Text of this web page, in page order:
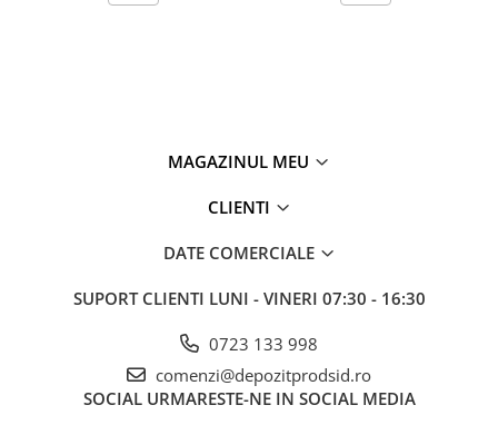
MAGAZINUL MEU
CLIENTI
DATE COMERCIALE
SUPORT CLIENTI LUNI - VINERI 07:30 - 16:30
0723 133 998
comenzi@depozitprodsid.ro
SOCIAL URMARESTE-NE IN SOCIAL MEDIA